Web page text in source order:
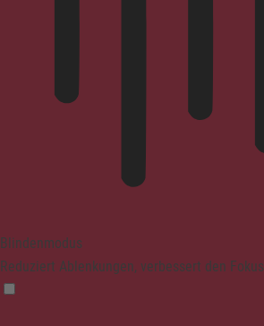
Blindenmodus
Reduziert Ablenkungen, verbessert den Fokus